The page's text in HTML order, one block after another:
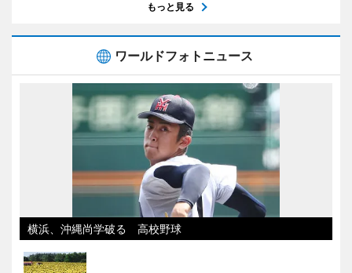
もっと見る
ワールドフォトニュース
横浜、沖縄尚学破る 高校野球